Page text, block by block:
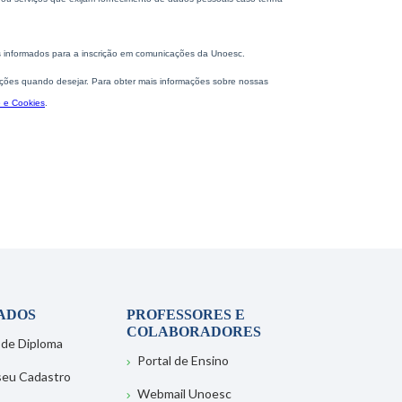
Diploma
Cadastro
PROFESSORES E
COLABORADORES
Portal de Ensino
Webmail Unoesc